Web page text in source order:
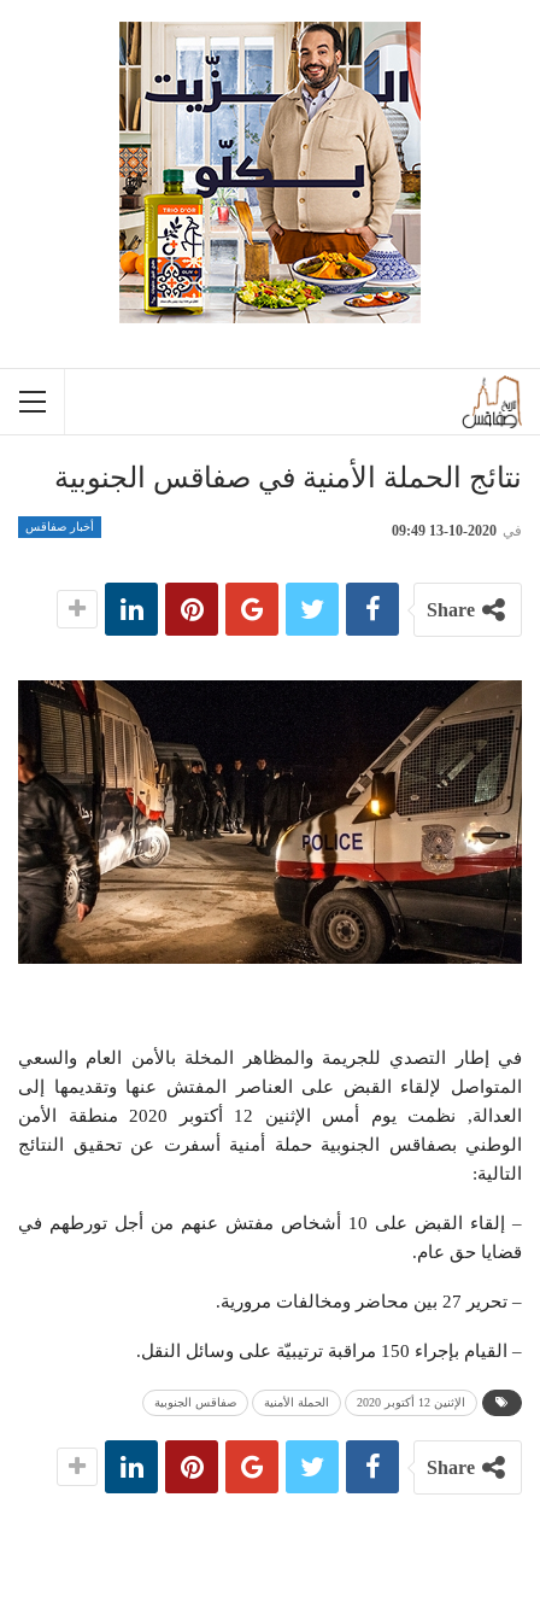
نتائج الحملة الأمنية في صفاقس الجنوبية
أخبار صفاقس في 2020-10-13 09:49
Share
في إطار التصدي للجريمة والمظاهر المخلة بالأمن العام والسعي
المتواصل لإلقاء القبض على العناصر المفتش عنها وتقديمها إلى
العدالة, نظمت يوم أمس الإثنين 12 أكتوبر 2020 منطقة الأمن
الوطني بصفاقس الجنوبية حملة أمنية أسفرت عن تحقيق النتائج
التالية:
– إلقاء القبض على 10 أشخاص مفتش عنهم من أجل تورطهم في
قضايا حق عام.
– تحرير 27 بين محاضر ومخالفات مرورية.
– القيام بإجراء 150 مراقبة ترتيبيّة على وسائل النقل.
الإثنين 12 أكتوبر 2020 الحملة الأمنية صفاقس الجنوبية
Share